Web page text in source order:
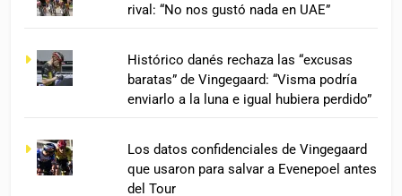
rival: “No nos gustó nada en UAE”
Histórico danés rechaza las “excusas
baratas” de Vingegaard: “Visma podría
enviarlo a la luna e igual hubiera perdido”
Los datos confidenciales de Vingegaard
que usaron para salvar a Evenepoel antes
del Tour